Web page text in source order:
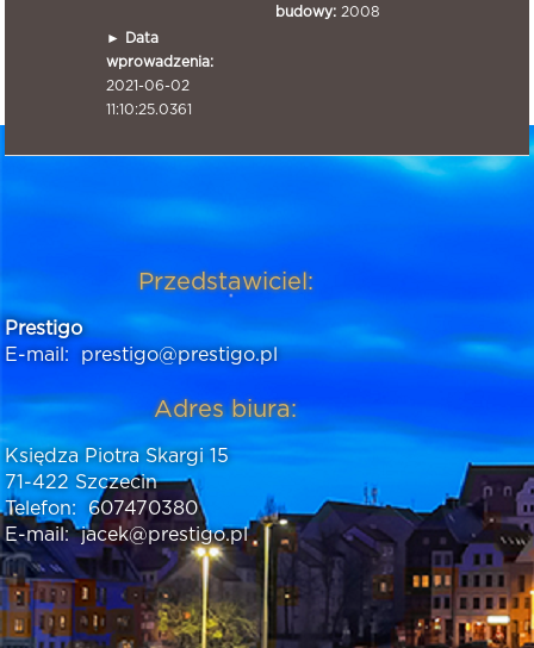
budowy: 2008
►
Data
wprowadzenia:
2021-06-02
11:10:25.0361
Przedstawiciel:
Prestigo
E-mail:
prestigo@prestigo.pl
Adres biura:
Księdza Piotra Skargi 15
71-422 Szczecin
Telefon:
607470380
E-mail: jacek@prestigo.pl